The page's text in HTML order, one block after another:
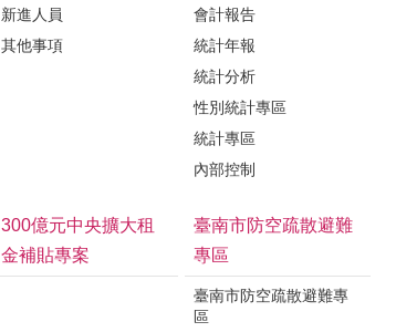
新進人員
其他事項
會計報告
統計年報
統計分析
性別統計專區
統計專區
內部控制
300億元中央擴大租
金補貼專案
臺南市防空疏散避難
專區
臺南市防空疏散避難專
區